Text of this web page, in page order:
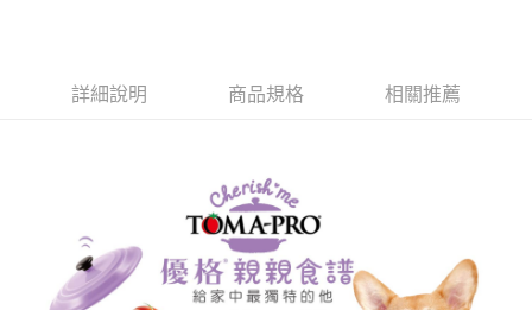
成交易。
1.分期款項不併入電信帳單，「大哥付你分期」於每月結算日後寄送繳費提
醒簡訊。
2.透過簡訊連結打開帳單後，可選擇「超商條碼／台灣大直營門市／銀行轉
帳／街口支付／iPASS MONEY」等通路繳費。
【關於「AFTEE先享後付」】
AFTEE先享後付是「在收到商品之後才付款」的支付方式。 讓您購物簡單
３．安心：先確認商品／服務後，再付款。
【「AFTEE先享後付」結帳流程】
１．於結帳方式選擇「AFTEE先享後付」後，將跳轉至「AFTEE先享後付」
結帳頁面，進行簡訊認證並確認金額後，即可完成結帳。
２．訂單成立數日內，您將收到繳費通知簡訊。
ATM付款
本島宅配
每筆NT$95，滿NT$1,000(含以上)免運費
詳細說明 商品規格 相關推薦